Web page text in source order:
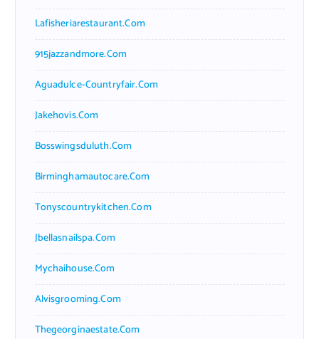
Lafisheriarestaurant.com
915jazzandmore.com
Aguadulce-Countryfair.com
Jakehovis.com
Bosswingsduluth.com
Birminghamautocare.com
Tonyscountrykitchen.com
Jbellasnailspa.com
Mychaihouse.com
Alvisgrooming.com
Thegeorginaestate.com